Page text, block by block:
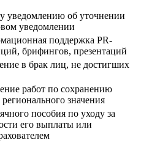
уведомлению об уточнении
уведомлении
поддержка PR-
брифингов, презентаций
в брак лиц, не достигших
работ по сохранению
значения
пособия по уходу за
его выплаты или